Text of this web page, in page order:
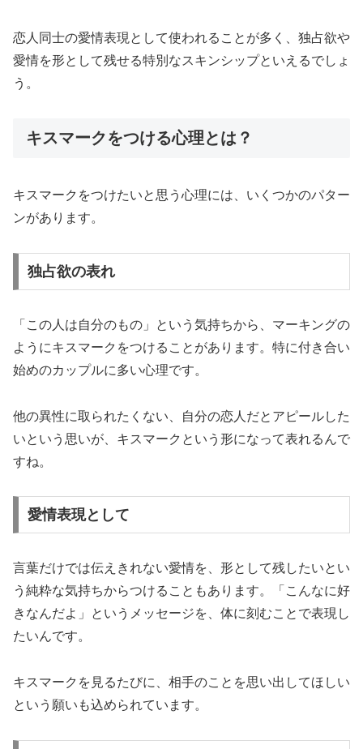
恋人同士の愛情表現として使われることが多く、独占欲や
愛情を形として残せる特別なスキンシップといえるでしょ
う。
キスマークをつける心理とは？
キスマークをつけたいと思う心理には、いくつかのパター
ンがあります。
独占欲の表れ
「この人は自分のもの」という気持ちから、マーキングの
ようにキスマークをつけることがあります。特に付き合い
始めのカップルに多い心理です。
他の異性に取られたくない、自分の恋人だとアピールした
いという思いが、キスマークという形になって表れるんで
すね。
愛情表現として
言葉だけでは伝えきれない愛情を、形として残したいとい
う純粋な気持ちからつけることもあります。「こんなに好
きなんだよ」というメッセージを、体に刻むことで表現し
たいんです。
キスマークを見るたびに、相手のことを思い出してほしい
という願いも込められています。